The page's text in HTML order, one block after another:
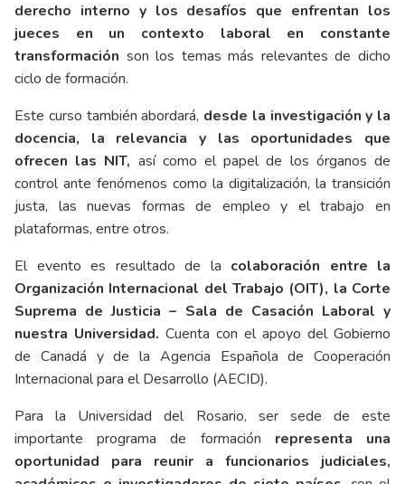
derecho interno y los desafíos que enfrentan los
jueces en un contexto laboral en constante
transformación son los temas más relevantes de dicho
ciclo de formación.
Este curso también abordará, desde la investigación y la
docencia, la relevancia y las oportunidades que
ofrecen las NIT, así como el papel de los órganos de
control ante fenómenos como la digitalización, la transición
justa, las nuevas formas de empleo y el trabajo en
plataformas, entre otros.
El evento es resultado de la colaboración entre la
Organización Internacional del Trabajo (OIT), la Corte
Suprema de Justicia – Sala de Casación Laboral y
nuestra Universidad. Cuenta con el apoyo del Gobierno
de Canadá y de la Agencia Española de Cooperación
Internacional para el Desarrollo (AECID).
Para la Universidad del Rosario, ser sede de este
importante programa de formación representa una
oportunidad para reunir a funcionarios judiciales,